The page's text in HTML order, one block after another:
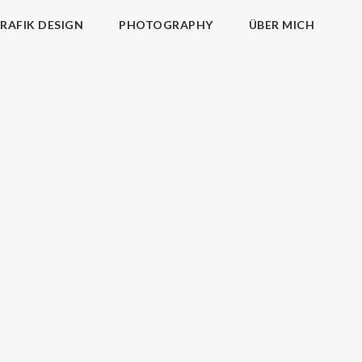
DESIGN PHOTOGRAPHY ÜBER MICH